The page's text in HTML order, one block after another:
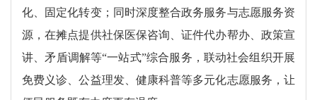
化、固定化转变；同时深度整合政务服务与志愿服务资
源，在摊点提供社保医保咨询、证件代办帮办、政策宣
讲、矛盾调解等“一站式”综合服务，联动社会组织开展
免费义诊、公益理发、健康科普等多元化志愿服务，让